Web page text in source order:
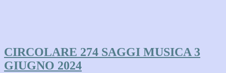
CIRCOLARE 274 SAGGI MUSICA 3
GIUGNO 2024